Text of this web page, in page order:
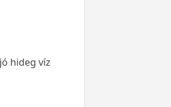
hideg víz